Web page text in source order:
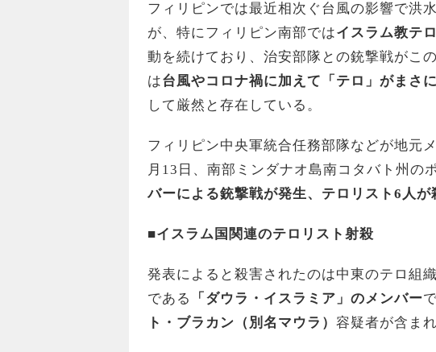
フィリピンでは最近相次ぐ台風の影響で洪
が、特にフィリピン南部ではイスラム教テ
動を続けており、治安部隊との銃撃戦がこ
は台風やコロナ禍に加えて「テロ」がまさ
して厳然と存在している。
フィリピン中央軍統合任務部隊などが地元
月13日、南部ミンダナオ島南コタバト州の
バーによる銃撃戦が発生、テロリスト6人が
■イスラム国関連のテロリスト射殺
発表によると殺害されたのは中東のテロ組
である
「ダウラ・イスラミア」のメンバー
ト・ブラカン（別名マウラ） 容疑者が含ま